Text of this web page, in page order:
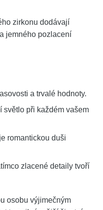
zirkonu dodávají
jemného pozlacení
a trvalé hodnoty.
světlo při každém vašem
romantickou duši
zlacené detaily tvoří
osobu výjimečným